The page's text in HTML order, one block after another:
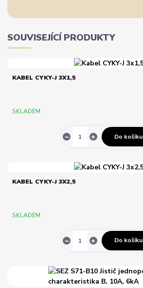
SOUVISEJÍCÍ PRODUKTY
KABEL CYKY-J 3X1,5
SKLADEM
Do košíku
KABEL CYKY-J 3X2,5
SKLADEM
Do košíku